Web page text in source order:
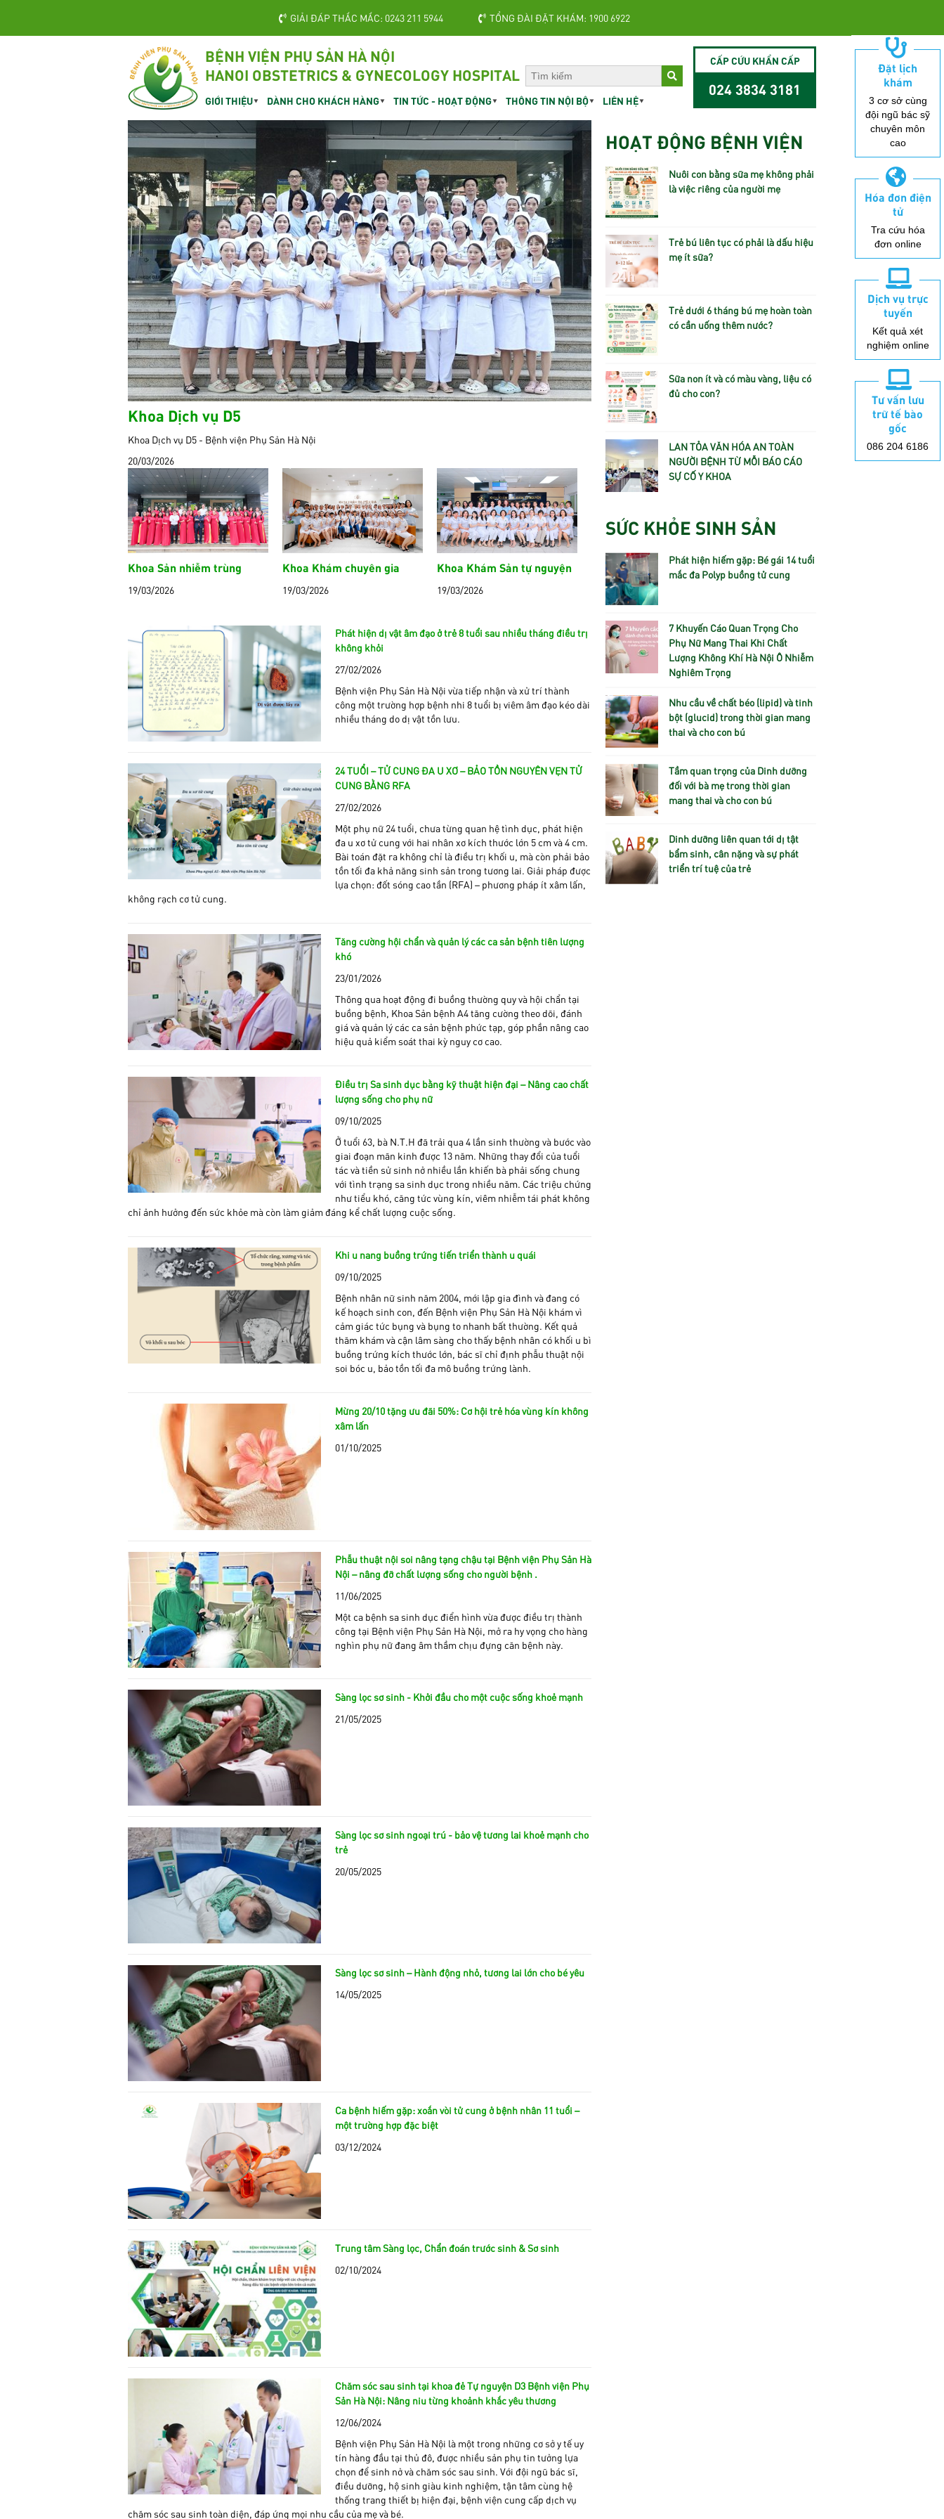
GIẢI ĐÁP THẮC MẮC: 0243 211 5944 TỔNG ĐÀI ĐẶT KHÁM: 1900 6922
BỆNH VIỆN PHỤ SẢN HÀ NỘI
HANOI OBSTETRICS & GYNECOLOGY HOSPITAL
GIỚI THIỆU DÀNH CHO KHÁCH HÀNG TIN TỨC - HOẠT ĐỘNG THÔNG TIN NỘI BỘ LIÊN HỆ
CẤP CỨU KHẨN CẤP
024 3834 3181
Khoa Dịch vụ D5
Khoa Dịch vụ D5 - Bệnh viện Phụ Sản Hà Nội
20/03/2026
Khoa Sản nhiễm trùng
19/03/2026
Khoa Khám chuyên gia
19/03/2026
Khoa Khám Sản tự nguyện
19/03/2026
Phát hiện dị vật âm đạo ở trẻ 8 tuổi sau nhiều tháng điều trị
không khỏi
27/02/2026
Bệnh viện Phụ Sản Hà Nội vừa tiếp nhận và xử trí thành
công một trường hợp bệnh nhi 8 tuổi bị viêm âm đạo kéo dài
nhiều tháng do dị vật tồn lưu.
24 TUỔI – TỬ CUNG ĐA U XƠ – BẢO TỒN NGUYÊN VẸN TỬ
CUNG BẰNG RFA
27/02/2026
Một phụ nữ 24 tuổi, chưa từng quan hệ tình dục, phát hiện
đa u xơ tử cung với hai nhân xơ kích thước lớn 5 cm và 4 cm.
Bài toán đặt ra không chỉ là điều trị khối u, mà còn phải bảo
tồn tối đa khả năng sinh sản trong tương lai. Giải pháp được
lựa chọn: đốt sóng cao tần (RFA) – phương pháp ít xâm lấn,
không rạch cơ tử cung.
Tăng cường hội chẩn và quản lý các ca sản bệnh tiên lượng
khó
23/01/2026
Thông qua hoạt động đi buồng thường quy và hội chẩn tại
buồng bệnh, Khoa Sản bệnh A4 tăng cường theo dõi, đánh
giá và quản lý các ca sản bệnh phức tạp, góp phần nâng cao
hiệu quả kiểm soát thai kỳ nguy cơ cao.
Điều trị Sa sinh dục bằng kỹ thuật hiện đại – Nâng cao chất
lượng sống cho phụ nữ
09/10/2025
Ở tuổi 63, bà N.T.H đã trải qua 4 lần sinh thường và bước vào
giai đoạn mãn kinh được 13 năm. Những thay đổi của tuổi
tác và tiền sử sinh nở nhiều lần khiến bà phải sống chung
với tình trạng sa sinh dục trong nhiều năm. Các triệu chứng
như tiểu khó, căng tức vùng kín, viêm nhiễm tái phát không
chỉ ảnh hưởng đến sức khỏe mà còn làm giảm đáng kể chất lượng cuộc sống.
Khi u nang buồng trứng tiến triển thành u quái
09/10/2025
Bệnh nhân nữ sinh năm 2004, mới lập gia đình và đang có
kế hoạch sinh con, đến Bệnh viện Phụ Sản Hà Nội khám vì
cảm giác tức bụng và bụng to nhanh bất thường. Kết quả
thăm khám và cận lâm sàng cho thấy bệnh nhân có khối u bì
buồng trứng kích thước lớn, bác sĩ chỉ định phẫu thuật nội
soi bóc u, bảo tồn tối đa mô buồng trứng lành.
Mừng 20/10 tặng ưu đãi 50%: Cơ hội trẻ hóa vùng kín không
xâm lấn
01/10/2025
Phẫu thuật nội soi nâng tạng chậu tại Bệnh viện Phụ Sản Hà
Nội – nâng đỡ chất lượng sống cho người bệnh .
11/06/2025
Một ca bệnh sa sinh dục điển hình vừa được điều trị thành
công tại Bệnh viện Phụ Sản Hà Nội, mở ra hy vọng cho hàng
nghìn phụ nữ đang âm thầm chịu đựng căn bệnh này.
Sàng lọc sơ sinh - Khởi đầu cho một cuộc sống khoẻ mạnh
21/05/2025
Sàng lọc sơ sinh ngoại trú - bảo vệ tương lai khoẻ mạnh cho
trẻ
20/05/2025
Sàng lọc sơ sinh – Hành động nhỏ, tương lai lớn cho bé yêu
14/05/2025
Ca bệnh hiếm gặp: xoắn vòi tử cung ở bệnh nhân 11 tuổi –
một trường hợp đặc biệt
03/12/2024
Trung tâm Sàng lọc, Chẩn đoán trước sinh & Sơ sinh
02/10/2024
Chăm sóc sau sinh tại khoa đẻ Tự nguyện D3 Bệnh viện Phụ
Sản Hà Nội: Nâng niu từng khoảnh khắc yêu thương
12/06/2024
Bệnh viện Phụ Sản Hà Nội là một trong những cơ sở y tế uy
tín hàng đầu tại thủ đô, được nhiều sản phụ tin tưởng lựa
chọn để sinh nở và chăm sóc sau sinh. Với đội ngũ bác sĩ,
điều dưỡng, hộ sinh giàu kinh nghiệm, tận tâm cùng hệ
thống trang thiết bị hiện đại, bệnh viện cung cấp dịch vụ
chăm sóc sau sinh toàn diện, đáp ứng mọi nhu cầu của mẹ và bé.
HOẠT ĐỘNG BỆNH VIỆN
Nuôi con bằng sữa mẹ không phải
là việc riêng của người mẹ
Trẻ bú liên tục có phải là dấu hiệu
mẹ ít sữa?
Trẻ dưới 6 tháng bú mẹ hoàn toàn
có cần uống thêm nước?
Sữa non ít và có màu vàng, liệu có
đủ cho con?
LAN TỎA VĂN HÓA AN TOÀN
NGƯỜI BỆNH TỪ MỖI BÁO CÁO
SỰ CỐ Y KHOA
SỨC KHỎE SINH SẢN
Phát hiện hiếm gặp: Bé gái 14 tuổi
mắc đa Polyp buồng tử cung
7 Khuyến Cáo Quan Trọng Cho
Phụ Nữ Mang Thai Khi Chất
Lượng Không Khí Hà Nội Ô Nhiễm
Nghiêm Trọng
Nhu cầu về chất béo (lipid) và tinh
bột (glucid) trong thời gian mang
thai và cho con bú
Tầm quan trọng của Dinh dưỡng
đối với bà mẹ trong thời gian
mang thai và cho con bú
Dinh dưỡng liên quan tới dị tật
bẩm sinh, cân nặng và sự phát
triển trí tuệ của trẻ
Đặt lịch
khám
3 cơ sở cùng
đội ngũ bác sỹ
chuyên môn
cao
Hóa đơn điện
tử
Tra cứu hóa
đơn online
Dịch vụ trực
tuyến
Kết quả xét
nghiệm online
Tư vấn lưu
trữ tế bào
gốc
086 204 6186